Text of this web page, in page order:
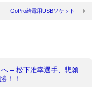
GoPro給電用USBソケット
– 松下雅幸選手、悲願
！！